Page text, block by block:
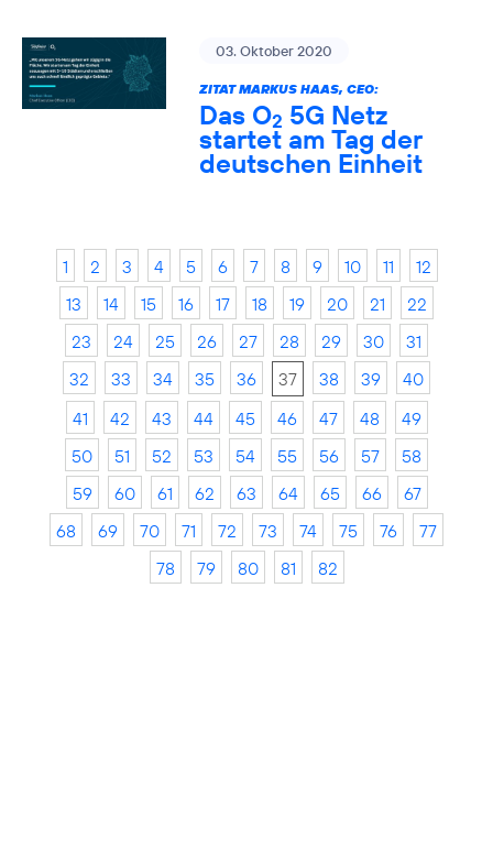
03. Oktober 2020
ZITAT MARKUS HAAS, CEO:
Das O2 5G Netz
startet am Tag der
deutschen Einheit
1 2 3 4 5 6 7 8 9 10 11
12
13
14 15 16 17 18 19 20 21
22
23
24 25 26 27 28 29 30
31
32
33 34 35 36 37 38 39
40
41
42 43 44 45 46 47 48
49
50
51 52 53 54 55 56 57
58
59
60 61 62 63 64 65 66
67
68
69 70 71 72 73 74 75 76
77
78
79 80 81 82